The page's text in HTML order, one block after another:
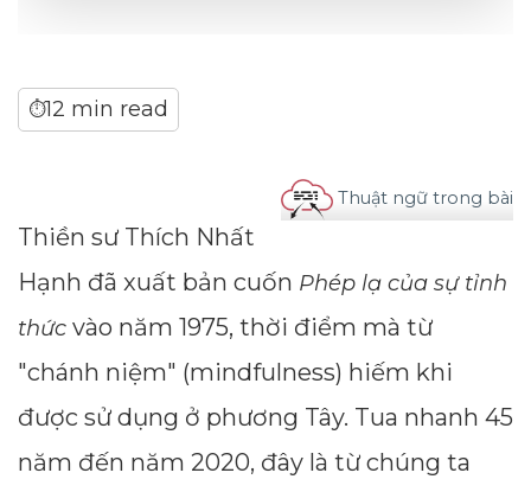
⏱12 min read
Thuật ngữ trong bài
Thiền sư Thích Nhất
Hạnh đã xuất bản cuốn Phép lạ của sự tỉnh
thức vào năm 1975, thời điểm mà từ
"chánh niệm" (mindfulness) hiếm khi
được sử dụng ở phương Tây. Tua nhanh 45
năm đến năm 2020, đây là từ chúng ta